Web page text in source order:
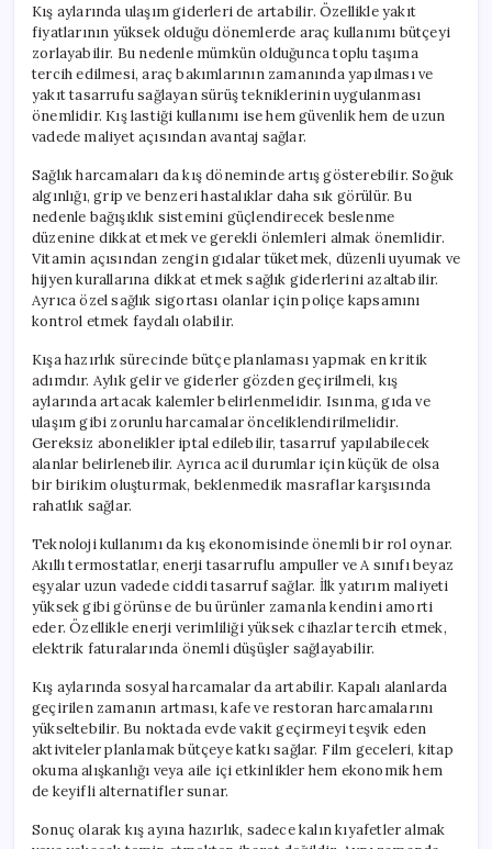
Kış aylarında ulaşım giderleri de artabilir. Özellikle yakıt
fiyatlarının yüksek olduğu dönemlerde araç kullanımı bütçeyi
zorlayabilir. Bu nedenle mümkün olduğunca toplu taşıma
tercih edilmesi, araç bakımlarının zamanında yapılması ve
yakıt tasarrufu sağlayan sürüş tekniklerinin uygulanması
önemlidir. Kış lastiği kullanımı ise hem güvenlik hem de uzun
vadede maliyet açısından avantaj sağlar.
Sağlık harcamaları da kış döneminde artış gösterebilir. Soğuk
algınlığı, grip ve benzeri hastalıklar daha sık görülür. Bu
nedenle bağışıklık sistemini güçlendirecek beslenme
düzenine dikkat etmek ve gerekli önlemleri almak önemlidir.
Vitamin açısından zengin gıdalar tüketmek, düzenli uyumak ve
hijyen kurallarına dikkat etmek sağlık giderlerini azaltabilir.
Ayrıca özel sağlık sigortası olanlar için poliçe kapsamını
kontrol etmek faydalı olabilir.
Kışa hazırlık sürecinde bütçe planlaması yapmak en kritik
adımdır. Aylık gelir ve giderler gözden geçirilmeli, kış
aylarında artacak kalemler belirlenmelidir. Isınma, gıda ve
ulaşım gibi zorunlu harcamalar önceliklendirilmelidir.
Gereksiz abonelikler iptal edilebilir, tasarruf yapılabilecek
alanlar belirlenebilir. Ayrıca acil durumlar için küçük de olsa
bir birikim oluşturmak, beklenmedik masraflar karşısında
rahatlık sağlar.
Teknoloji kullanımı da kış ekonomisinde önemli bir rol oynar.
Akıllı termostatlar, enerji tasarruflu ampuller ve A sınıfı beyaz
eşyalar uzun vadede ciddi tasarruf sağlar. İlk yatırım maliyeti
yüksek gibi görünse de bu ürünler zamanla kendini amorti
eder. Özellikle enerji verimliliği yüksek cihazlar tercih etmek,
elektrik faturalarında önemli düşüşler sağlayabilir.
Kış aylarında sosyal harcamalar da artabilir. Kapalı alanlarda
geçirilen zamanın artması, kafe ve restoran harcamalarını
yükseltebilir. Bu noktada evde vakit geçirmeyi teşvik eden
aktiviteler planlamak bütçeye katkı sağlar. Film geceleri, kitap
okuma alışkanlığı veya aile içi etkinlikler hem ekonomik hem
de keyifli alternatifler sunar.
Sonuç olarak kış ayına hazırlık, sadece kalın kıyafetler almak